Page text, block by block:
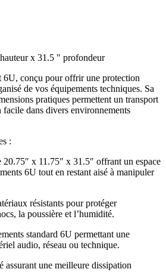
x 31.5 " profondeur
6U, conçu pour offrir une protection
de vos équipements techniques. Sa
pratiques permettent un transport
facile dans divers environnements
:
x 11.75″ x 31.5″ offrant un espace
6U tout en restant aisé à manipuler
résistants pour protéger
la poussière et l’humidité.
standard 6U permettant une
audio, réseau ou technique.
assurant une meilleure dissipation